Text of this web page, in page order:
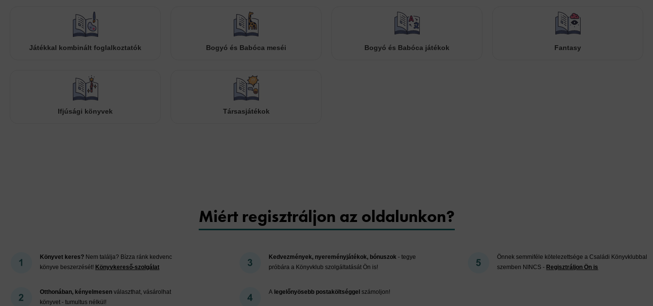
Játékkal kombinált foglalkoztatók Bogyó és Babóca meséi Bogyó és Babóca játékok Fantasy
Ifjúsági könyvek Társasjátékok
Miért regisztráljon az oldalunkon?
Könyvet keres? Nem találja? Bízza ránk kedvenc
könyve beszerzését! Könyvkereső-szolgálat
Otthonában, kényelmesen választhat, vásárolhat
könyvet - tumultus nélkül!
Kedvezmények, nyereményjátékok, bónuszok- tegye
próbára a Könyvklub szolgáltatását Ön is!
A legelőnyösebb postaköltséggel számoljon!
Önnek semmiféle kötelezettsége a Családi Könyvklubbal
szemben NINCS - Regisztráljon Ön is